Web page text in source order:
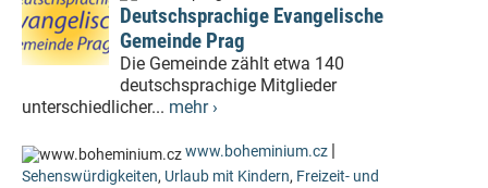
Deutschsprachige Evangelische
Gemeinde Prag
Die Gemeinde zählt etwa 140
deutschsprachige Mitglieder
unterschiedlicher... mehr ›
www.boheminium.cz |
Sehenswürdigkeiten, Urlaub mit Kindern, Freizeit- und